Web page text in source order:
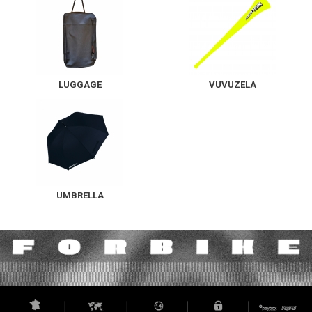
READ MORE
LUGGAGE VUVUZELA
UMBRELLA